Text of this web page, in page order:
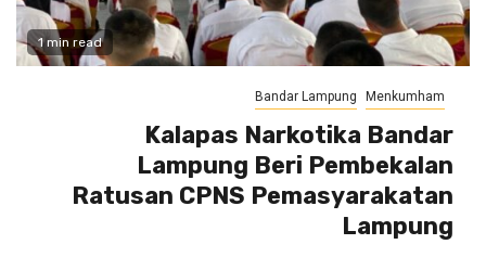
1 min read
Bandar Lampung Menkumham
Kalapas Narkotika Bandar
Lampung Beri Pembekalan
Ratusan CPNS Pemasyarakatan
Lampung